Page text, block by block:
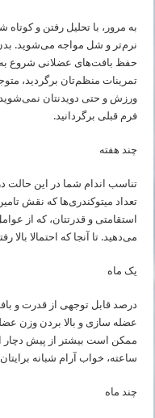
به مرور، با تحلیل رفتن و کوتاه
نرم‌تر و شل مواجه می‌شوید.
حفظ بافت‌های عضلانی شروع به
تمرینات منظم‌تان برگردید،
ورزش و حتی دویدنتان
فرم قبلی برگردانید.
چند هفته
تناسب اندام شما در این حالت
تعداد میتوکندری‌ها که نقش
استقامتی و قدرتتان، که از
می‌دهید. تا آنجا که احتمالا
یک ماه
درصد قابل توجهی از قدرت و
عضله سازی و بالا بردن وزن
ساعته، خواب آرام شبانه
چند ماه